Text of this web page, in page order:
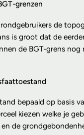
grenzen
de
is groot dat de
de BGT-grens
bepaald op basis
kiezen welke je
de